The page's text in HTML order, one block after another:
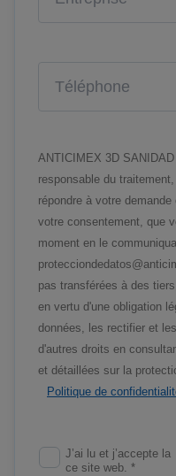
ANTICIMEX 3D
responsable du
répondre à votre
votre consentement, que
moment en le
pas transférées à des
en vertu d'une obligation
données, les rectifier et
d'autres droits en
et détaillées sur la
Politique de
J’ai lu et j’accepte la
ce site web. *